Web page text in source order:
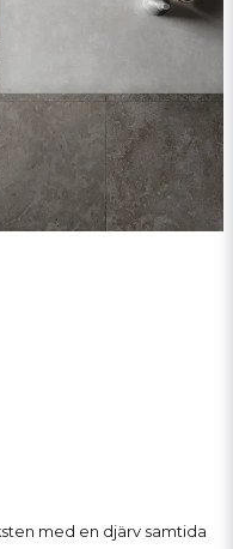
med en djärv samtida